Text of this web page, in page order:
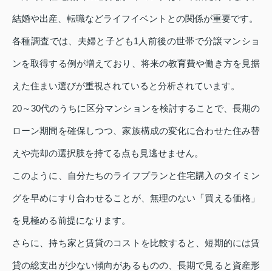
結婚や出産、転職などライフイベントとの関係が重要です。
各種調査では、夫婦と子ども1人前後の世帯で分譲マンショ
ンを取得する例が増えており、将来の教育費や働き方を見据
えた住まい選びが重視されていると分析されています。
20～30代のうちに区分マンションを検討することで、長期の
ローン期間を確保しつつ、家族構成の変化に合わせた住み替
えや売却の選択肢を持てる点も見逃せません。
このように、自分たちのライフプランと住宅購入のタイミン
グを早めにすり合わせることが、無理のない「買える価格」
を見極める前提になります。
さらに、持ち家と賃貸のコストを比較すると、短期的には賃
貸の総支出が少ない傾向があるものの、長期で見ると資産形